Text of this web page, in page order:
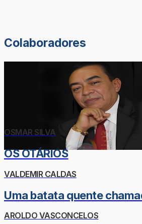
Colaboradores
OSMAR SILVA
OS OTÁRIOS
VALDEMIR CALDAS
Uma batata quente
AROLDO VASCONCELOS